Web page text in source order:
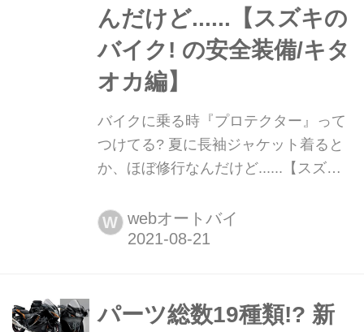
んだけど......【スズキの
バイク! の安全装備/キタ
オカ編】
バイクに乗る時『プロテクター』って
つけてる? 夏に長袖ジャケット着ると
か、ほぼ修行なんだけど......【スズキ
本番! とにかく暑い! ここまで暑いと、
Tシャツ1枚とか薄着でバイク乗りたく
W webオートバイ
パーツ総数19種類!? 新